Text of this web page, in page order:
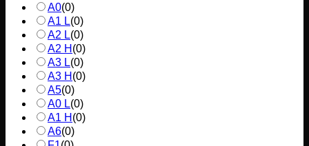
A0(0)
A1 L(0)
A2 L(0)
A2 H (0)
A3 L(0)
A3 H (0)
A5(0)
A0 L(0)
A1 H (0)
A6(0)